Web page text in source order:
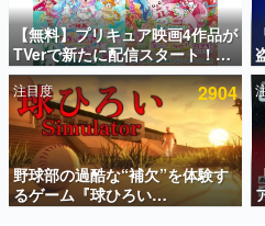
アプリセール情報
インタビュー
連載・特集一覧
殿堂入り記事
SNS拡散数が数千以上
ど。多くの人々に読ま
事をまとめました。
【無料】プリキュア映画4作品が
TVerで新たに配信スタート！な
んと2018年～2024年の映画ほぼ
すべてが見放題に、ぶっちゃけ
ありえないラインナップ
注目度 2904
野球部の過酷な“補欠”を体験す
るゲーム『球ひろい
Simulator』が「1件」のウィッ